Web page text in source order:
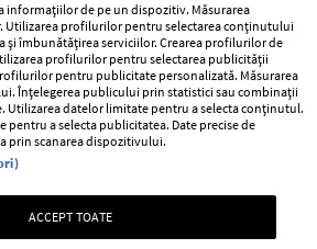
trimite la Paris!
2015
oferite de ELLE si ai ocazia sa
informațiilor de pe un dispozitiv. Măsurarea
Utilizarea profilurilor pentru selectarea conținutului
și îmbunătățirea serviciilor. Crearea profilurilor de
profilurilor pentru selectarea publicității
pentru publicitate personalizată. Măsurarea
Înțelegerea publicului prin statistici sau combinații
Utilizarea datelor limitate pentru a selecta conținutul.
pentru a selecta publicitatea. Date precise de
prin scanarea dispozitivului.
ACCEPT TOATE